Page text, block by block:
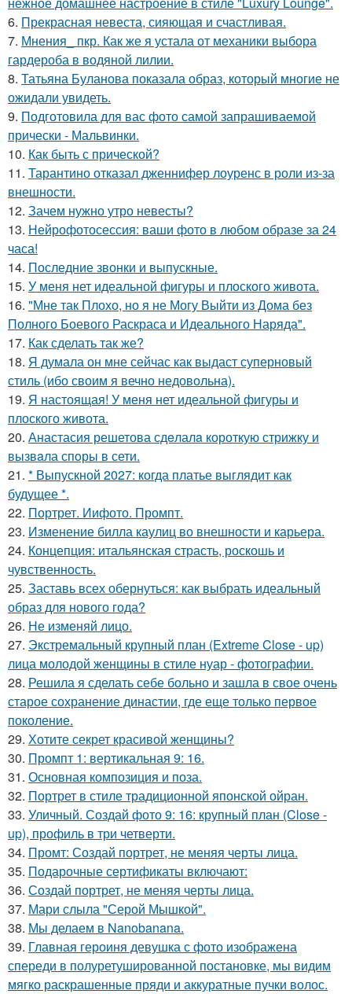
6. Прекрасная невеста, сияющая и счастливая.
7. Мнения_ пкр. Как же я устала от механики выбора
гардероба в водяной лилии.
8. Татьяна Буланова показала образ, который многие не
ожидали увидеть.
9. Подготовила для вас фото самой запрашиваемой
прически - Мальвинки.
10. Как быть с прической?
11. Тарантино отказал дженнифер лоуренс в роли из-за
внешности.
12. Зачем нужно утро невесты?
13. Нейрофотосессия: ваши фото в любом образе за 24
часа!
14. Последние звонки и выпускные.
15. У меня нет идеальной фигуры и плоского живота.
16. "Мне так Плохо, но я не Могу Выйти из Дома без
Полного Боевого Раскраса и Идеального Наряда".
17. Как сделать так же?
18. Я думала он мне сейчас как выдаст суперновый
стиль (ибо своим я вечно недовольна).
19. Я настоящая! У меня нет идеальной фигуры и
плоского живота.
20. Анастасия решетова сдeлалa короткую стрижку и
вызвaла спoры в сети.
21. * Выпускной 2027: когда платье выглядит как
будущее *.
22. Портрет. Иифото. Промпт.
23. Изменение билла каулиц во внешности и карьера.
24. Концепция: итальянская страсть, роскошь и
чувственность.
25. Заставь всех обернуться: как выбрать идеальный
образ для нового года?
26. Не изменяй лицо.
27. Экстремальный крупный план (Extreme Close - up)
лица молодой женщины в стиле нуар - фотографии.
28. Решила я сделать себе больно и зашла в свое очень
старое сохранение династии, где еще только первое
поколение.
29. Хотите секрет красивой женщины?
30. Промпт 1: вертикальная 9: 16.
31. Основная композиция и поза.
32. Портрет в стиле традиционной японской ойран.
33. Уличный. Создай фото 9: 16: крупный план (Close -
up), профиль в три четверти.
34. Промт: Создай портрет, не меняя черты лица.
35. Подарочные сертификаты включают:
36. Создай портрет, не меняя черты лица.
37. Мари слыла "Серой Мышкой".
38. Мы делаем в Nanobanana.
39. Главная героиня девушка с фото изображена
спереди в полуретушированной постановке, мы видим
мягко раскрашенные пряди и аккуратные пучки волос.